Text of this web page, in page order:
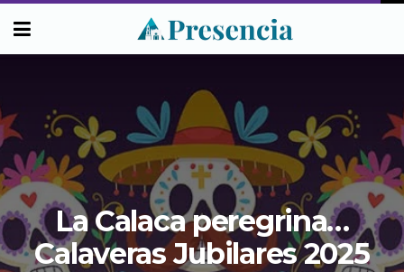
La Calaca peregrina…
Calaveras Jubilares 2025